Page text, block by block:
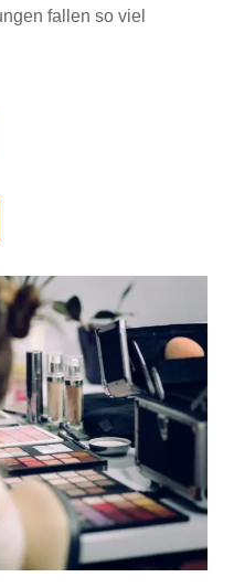
fallen so viel